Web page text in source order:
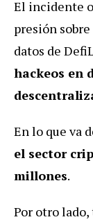
El incidente
presión
datos de
hackeos en
En lo que va
el sector
millones.
Por otro